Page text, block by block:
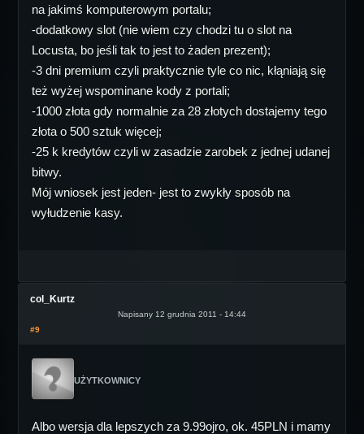
na jakimś komputerowym portalu;
-dodatkowy slot (nie wiem czy chodzi tu o slot na
Locusta, bo jeśli tak to jest to żaden prezent);
-3 dni premium czyli praktycznie tyle co nic, kłąniają się
też wyżej wspominane kody z portali;
-1000 złota gdy normalnie za 28 złotych dostajemy tego
złota o 500 sztuk więcej;
-25 k kredytów czyli w zasadzie zarobek z jednej udanej
bitwy.
Mój wniosek jest jeden- jest to zwykły sposób na
wyłudzenie kasy.
col_Kurtz
Napisany 12 grudnia 2011 - 14:44
#9
UŻYTKOWNICY
Albo wersja dla lepszych za 9.99ojro, ok. 45PLN i mamy